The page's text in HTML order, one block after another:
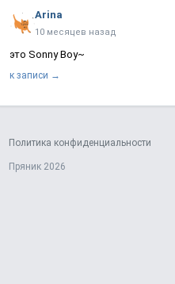
Arina
10 месяцев назад
это Sonny Boy~
к записи →
Политика конфиденциальности
Пряник 2026